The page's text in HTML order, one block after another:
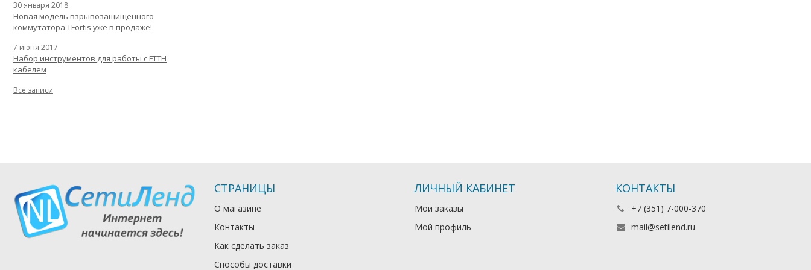
30 января 2018
Новая модель взрывозащищенного
коммутатора TFortis уже в продаже!
7 июня 2017
Набор инструментов для работы с FTTH
кабелем
Все записи
СТРАНИЦЫ
О магазине
Контакты
Как сделать заказ
Способы доставки
ЛИЧНЫЙ КАБИНЕТ
Мои заказы
Мой профиль
КОНТАКТЫ
+7 (351) 7-000-370
mail@setilend.ru